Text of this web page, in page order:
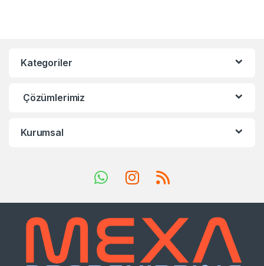
Kategoriler
Çözümlerimiz
Kurumsal